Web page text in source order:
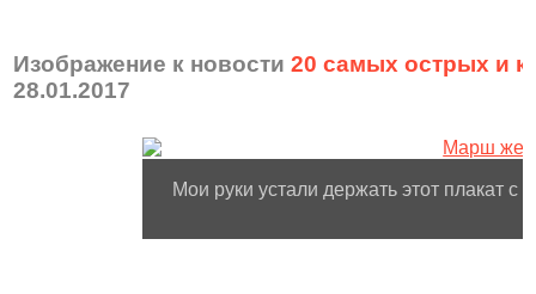
Изображение к новости20 самых острых и
28.01.2017
Мои руки устали держать этот плакат с